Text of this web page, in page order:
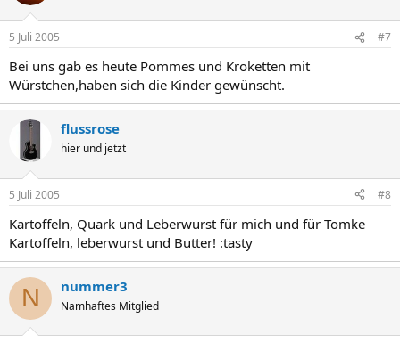
5 Juli 2005 #7
Bei uns gab es heute Pommes und Kroketten mit
Würstchen,haben sich die Kinder gewünscht.
flussrose
hier und jetzt
5 Juli 2005 #8
Kartoffeln, Quark und Leberwurst für mich und für Tomke
Kartoffeln, leberwurst und Butter! :tasty
N nummer3
Namhaftes Mitglied